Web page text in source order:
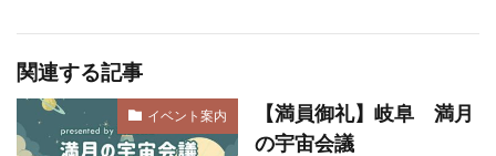
関連する記事
イベント案内
【満員御礼】岐阜 満月
の宇宙会議